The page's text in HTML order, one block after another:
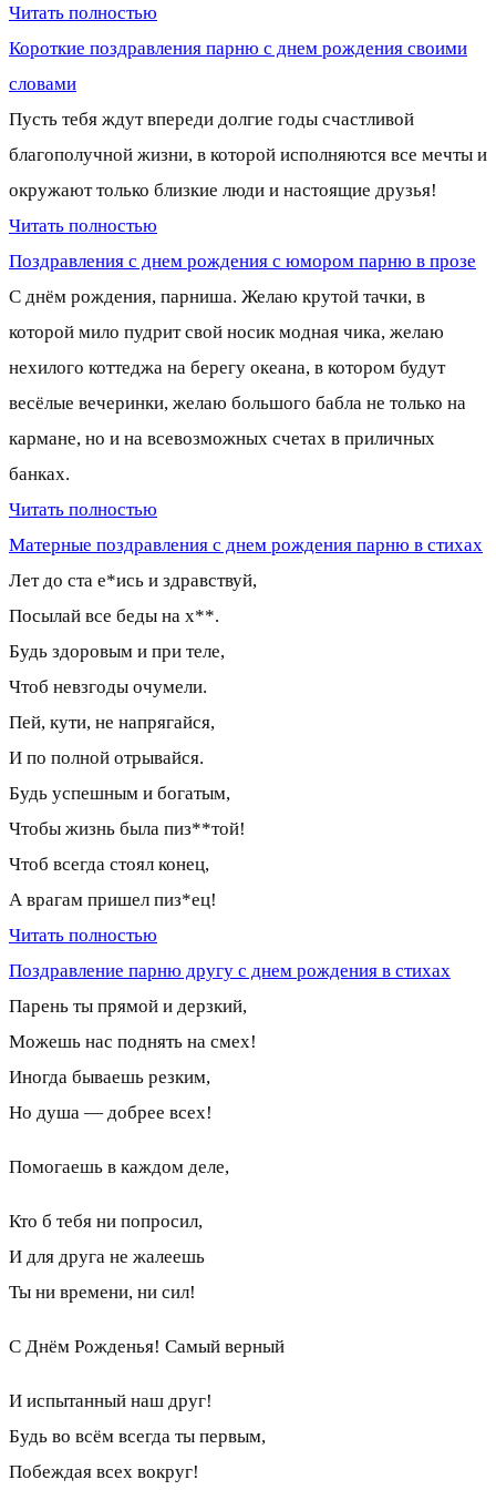
Читать полностью
Короткие поздравления парню с днем рождения своими
словами
Пусть тебя ждут впереди долгие годы счастливой
благополучной жизни, в которой исполняются все мечты и
окружают только близкие люди и настоящие друзья!
Читать полностью
Поздравления с днем рождения с юмором парню в прозе
С днём рождения, парниша. Желаю крутой тачки, в
которой мило пудрит свой носик модная чика, желаю
нехилого коттеджа на берегу океана, в котором будут
весёлые вечеринки, желаю большого бабла не только на
кармане, но и на всевозможных счетах в приличных
банках.
Читать полностью
Матерные поздравления с днем рождения парню в стихах
Лет до ста е*ись и здравствуй,
Посылай все беды на х**.
Будь здоровым и при теле,
Чтоб невзгоды очумели.
Пей, кути, не напрягайся,
И по полной отрывайся.
Будь успешным и богатым,
Чтобы жизнь была пиз**той!
Чтоб всегда стоял конец,
А врагам пришел пиз*ец!
Читать полностью
Поздравление парню другу с днем рождения в стихах
Парень ты прямой и дерзкий,
Можешь нас поднять на смех!
Иногда бываешь резким,
Но душа — добрее всех!
Помогаешь в каждом деле,
Кто б тебя ни попросил,
И для друга не жалеешь
Ты ни времени, ни сил!
С Днём Рожденья! Самый верный
И испытанный наш друг!
Будь во всём всегда ты первым,
Побеждая всех вокруг!